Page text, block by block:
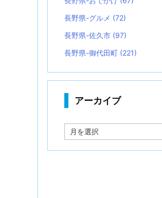
長野県-グルメ (72)
長野県-佐久市 (97)
長野県-御代田町 (221)
アーカイブ
ー